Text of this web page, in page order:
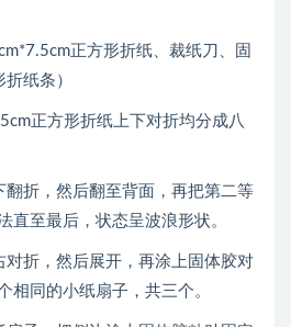
正方形折纸、裁纸刀、固
纸条）
正方形折纸上下对折均分成八
折，然后翻至背面，再把第二等
直至最后，状态呈波浪形状。
折，然后展开，再涂上固体胶对
相同的小纸扇子，共三个。